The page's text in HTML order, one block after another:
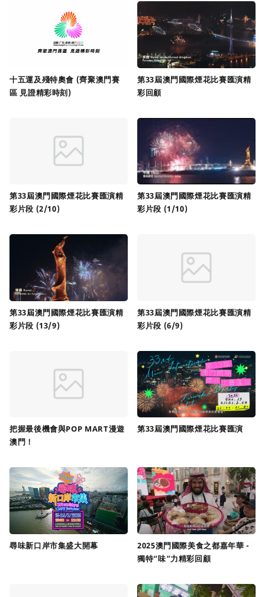
十五運及殘特奧會 (齊聚澳門賽
區 見證精彩時刻)
第33屆澳門國際煙花比賽匯演精
彩回顧
第33屆澳門國際煙花比賽匯演精
彩片段 (2/10)
第33屆澳門國際煙花比賽匯演精
彩片段 (1/10)
第33屆澳門國際煙花比賽匯演精
彩片段 (13/9)
第33屆澳門國際煙花比賽匯演精
彩片段 (6/9)
把握最後機會與POP MART漫遊
澳門！
第33屆澳門國際煙花比賽匯演
尋味新口岸市集盛大開幕
2025澳門國際美食之都嘉年華 -
獨特“味”力精彩回顧